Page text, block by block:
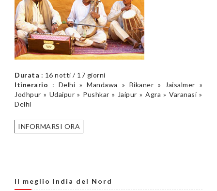
Durata : 16 notti / 17 giorni
Itinerario : Delhi » Mandawa » Bikaner » Jaisalmer »
Jodhpur » Udaipur » Pushkar » Jaipur » Agra » Varanasi »
Delhi
INFORMARSI ORA
Il meglio India del Nord